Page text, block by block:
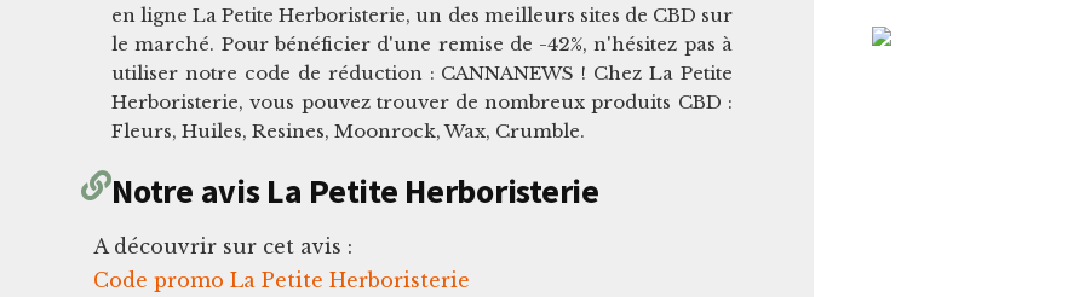
en ligne La Petite Herboristerie, un des meilleurs sites de CBD sur
le marché. Pour bénéficier d'une remise de -42%, n'hésitez pas à
utiliser notre code de réduction : CANNANEWS ! Chez La Petite
Herboristerie, vous pouvez trouver de nombreux produits CBD :
Fleurs, Huiles, Resines, Moonrock, Wax, Crumble.
Notre avis La Petite Herboristerie
A découvrir sur cet avis :
Code promo La Petite Herboristerie